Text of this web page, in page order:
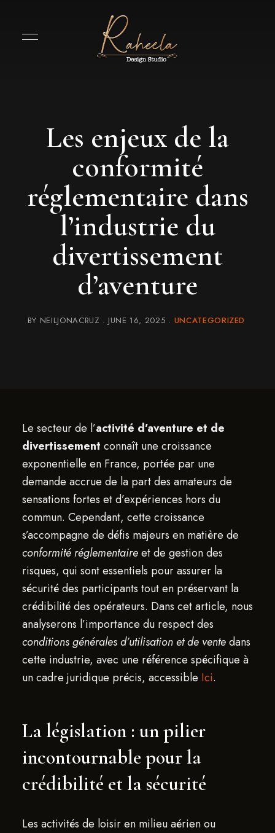
Les enjeux de la
conformité
réglementaire dans
l’industrie du
divertissement
d’aventure
BY NEILJONACRUZ JUNE 16, 2025 UNCATEGORIZED
Le secteur de l’activité d’aventure et de
divertissement connaît une croissance
exponentielle en France, portée par une
demande accrue de la part des amateurs de
sensations fortes et d’expériences hors du
commun. Cependant, cette croissance
s’accompagne de défis majeurs en matière de
conformité réglementaireet de gestion des
risques, qui sont essentiels pour assurer la
sécurité des participants tout en préservant la
crédibilité des opérateurs. Dans cet article, nous
analyserons l’importance du respect des
conditions générales d’utilisation et de ventedans
cette industrie, avec une référence spécifique à
un cadre juridique précis, accessible Ici.
La législation : un pilier
incontournable pour la
crédibilité et la sécurité
Les activités de loisir en milieu aérien ou